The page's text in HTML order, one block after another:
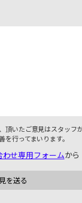
頂いたご意見はスタッフ
行ってまいります。
わせ専用フォームから